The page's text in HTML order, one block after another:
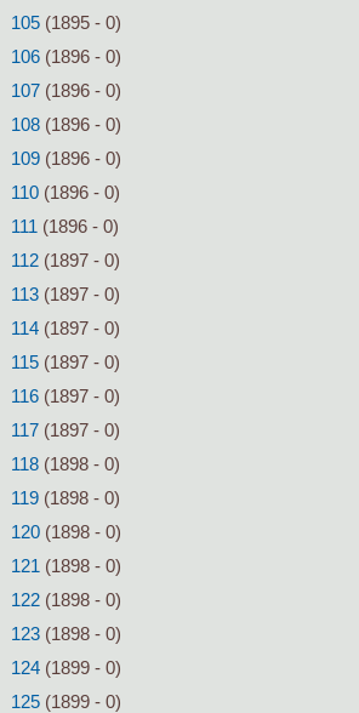
105(1895 - 0)
106(1896 - 0)
107(1896 - 0)
108(1896 - 0)
109(1896 - 0)
110(1896 - 0)
111 (1896 - 0)
112(1897 - 0)
113(1897 - 0)
114(1897 - 0)
115(1897 - 0)
116(1897 - 0)
117(1897 - 0)
118(1898 - 0)
119(1898 - 0)
120(1898 - 0)
121 (1898 - 0)
122(1898 - 0)
123(1898 - 0)
124(1899 - 0)
125(1899 - 0)